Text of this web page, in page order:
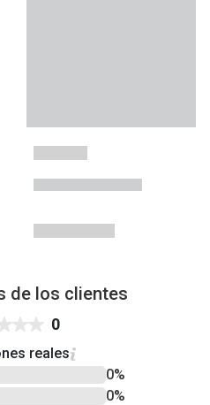
de los clientes
0
reales
0%
0%